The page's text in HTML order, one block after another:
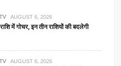
AUGUST 6, 2026
में गोचर, इन तीन राशियों की बदलेगी
AUGUST 6, 2026